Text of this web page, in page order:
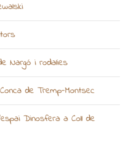
Nargó i rodalies
de Tremp-Montsec
Dinosfera a Coll de